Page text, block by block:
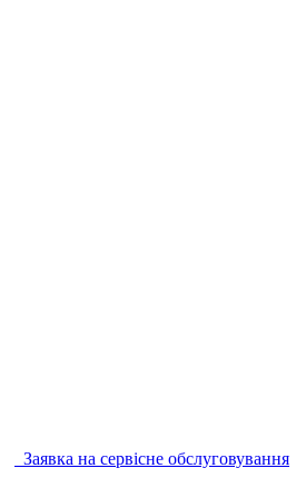
Заявка на сервісне обслуговування